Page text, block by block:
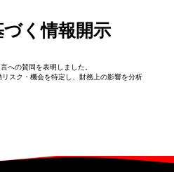
づく情報開示
への賛同を表明しました。
スク・機会を特定し、財務上の影響を分析